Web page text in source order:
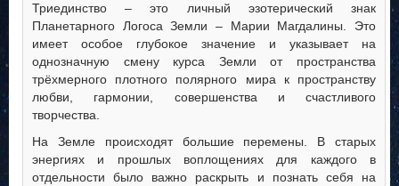
Триединство – это личный эзотерический знак
Планетарного Логоса Земли – Марии Магдалины. Это
имеет особое глубокое значение и указывает на
однозначную смену курса Земли от пространства
трёхмерного плотного полярного мира к пространству
любви, гармонии, совершенства и счастливого
творчества.
На Земле происходят большие перемены. В старых
энергиях и прошлых воплощениях для каждого в
отдельности было важно раскрыть и познать себя на